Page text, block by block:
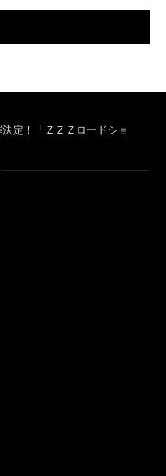
定！「ＺＺＺロードショ